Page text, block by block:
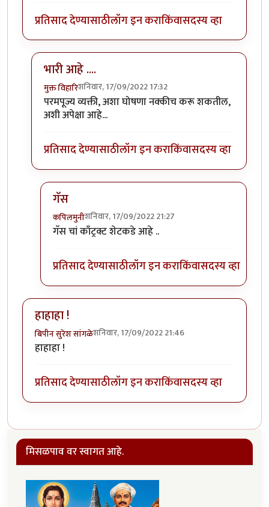
प्रतिसाद देण्यासाठीलॉग इन कराकिंवासदस्य व्हा
भारी आहे ....
मुक्त विहारिशनिवार, 17/09/2022 17:32
In reply toपुढच्या टप्यातbyधर्मराजमुटके
परमपूज्य व्यक्ती, अशा घोषणा नक्कीच करू शकतील,
अशी अपेक्षा आहे...
प्रतिसाद देण्यासाठीलॉग इन कराकिंवासदस्य व्हा
गॅस
कपिलमुनीशनिवार, 17/09/2022 21:27
In reply toभारी आहे ....byमुक्त विहारि
गॅस चां काँट्रक्ट शेटकडे आहे ..
प्रतिसाद देण्यासाठीलॉग इन कराकिंवासदस्य व्हा
हाहाहा !
बिपीन सुरेश सांगळेशनिवार, 17/09/2022 21:46
हाहाहा !
प्रतिसाद देण्यासाठीलॉग इन कराकिंवासदस्य व्हा
मिसळपाव वर स्वागत आहे.